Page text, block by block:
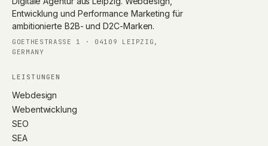
Entwicklung und Performance Marketing für
ambitionierte B2B- und D2C-Marken.
GOETHESTRASSE 1 · 04109 LEIPZIG, G
ERMANY
LEISTUNGEN
Webdesign
Webentwicklung
SEO
SEA